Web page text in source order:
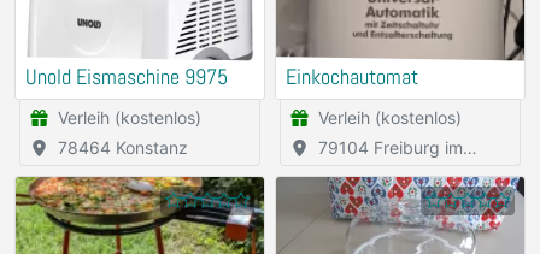
Unold Eismaschine 9975
Verleih (kostenlos)
78464 Konstanz
Einkochautomat
Verleih (kostenlos)
Breisgau